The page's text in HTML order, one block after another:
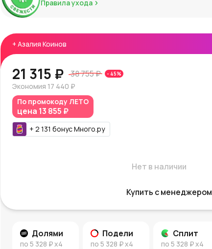
Правила ухода
+ Азалия Коинов
21 315 ₽ 38 755 ₽ - 45%
Экономия 17 440 ₽
По промокоду ЛЕТО
цена 13 855 ₽
+ 2 131 бонусМного.ру
Нет в наличии
Купить с менеджером
Долями
по 5 328 ₽x4
Подели
по 5 328 ₽x4
Сплит
по 5 328 ₽x4